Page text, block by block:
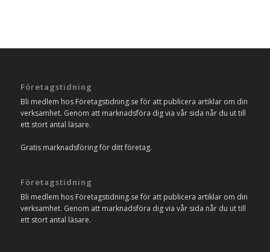
Företagstidning
Bli medlem hos Företagstidning.se för att publicera artiklar om din
verksamhet. Genom att marknadsföra dig via vår sida når du ut till
ett stort antal läsare.
Gratis marknadsföring för ditt företag.
Företagstidning
Bli medlem hos Företagstidning.se för att publicera artiklar om din
verksamhet. Genom att marknadsföra dig via vår sida når du ut till
ett stort antal läsare.